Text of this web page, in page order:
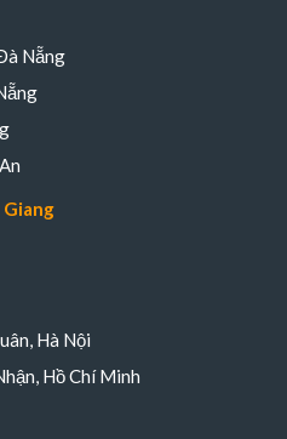
Nẵng
Hà Nội
Hồ Chí Minh